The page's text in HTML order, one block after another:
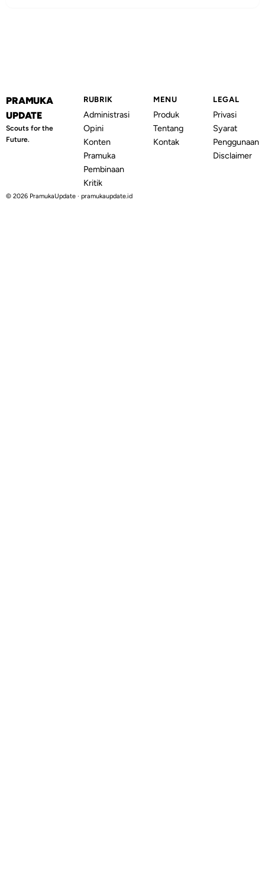
PRAMUKA
UPDATE
Scouts for the
Future.
RUBRIK
Administrasi
Opini
Konten
Pramuka
Pembinaan
Kritik
MENU
Produk
Tentang
Kontak
LEGAL
Privasi
Syarat
Penggunaan
Disclaimer
© 2026 PramukaUpdate · pramukaupdate.id